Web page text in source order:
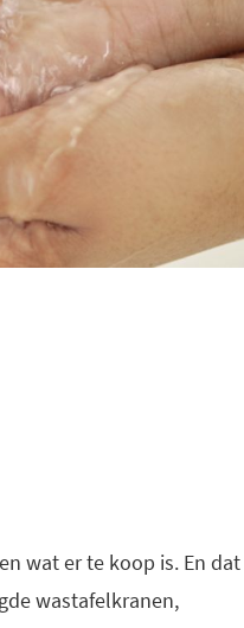
wat er te koop is. En dat
wastafelkranen,